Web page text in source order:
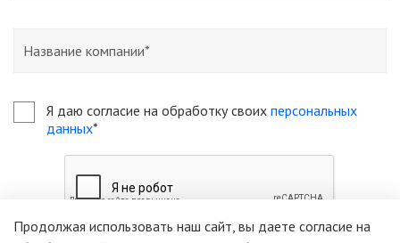
Я даю согласие на обработку своих персональных
данных*
Продолжая использовать наш сайт, вы даете согласие на